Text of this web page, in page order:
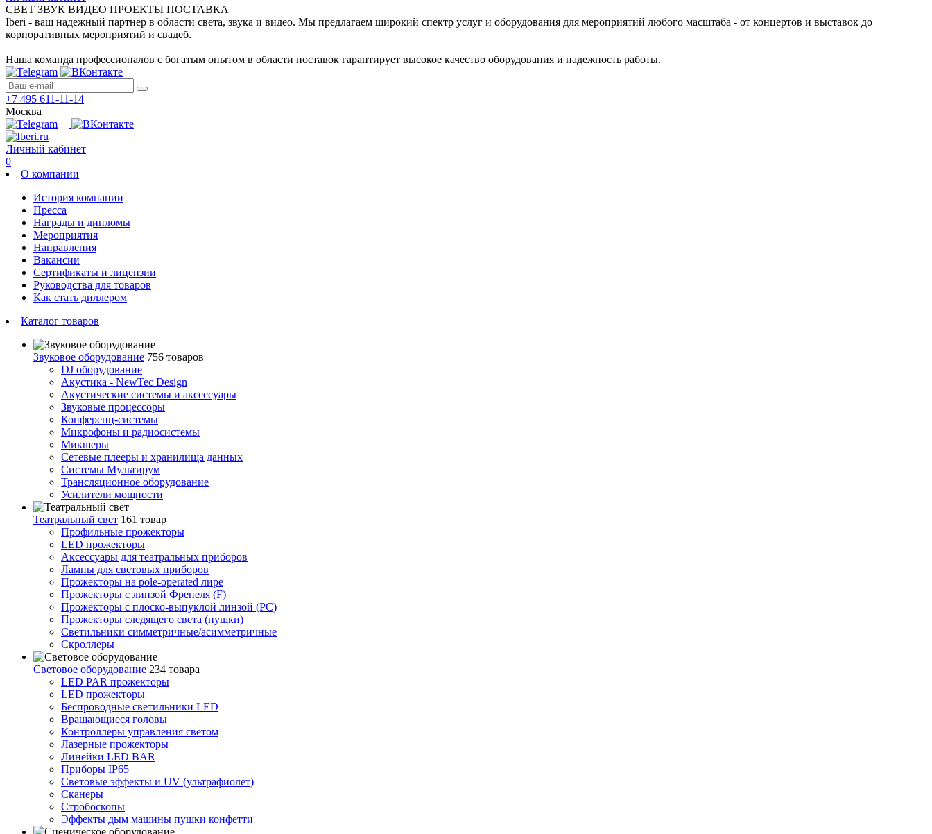
СВЕТ ЗВУК ВИДЕО ПРОЕКТЫ ПОСТАВКА
Iberi - ваш надежный партнер в области света, звука и видео. Мы предлагаем широкий спектр услуг и оборудования для мероприятий любого масштаба - от концертов и выставок до
корпоративных мероприятий и свадеб.
Наша команда профессионалов с богатым опытом в области поставок гарантирует высокое качество оборудования и надежность работы.
+7 495 611-11-14
Москва
Личный кабинет
0
О компании
История компании
Пресса
Награды и дипломы
Мероприятия
Направления
Вакансии
Сертификаты и лицензии
Руководства для товаров
Как стать диллером
Каталог товаров
Звуковое оборудование 756 товаров
DJ оборудование
Акустика - NewTec Design
Акустические системы и аксессуары
Звуковые процессоры
Конференц-системы
Микрофоны и радиосистемы
Микшеры
Сетевые плееры и хранилища данных
Системы Мультирум
Трансляционное оборудование
Усилители мощности
Театральный свет 161 товар
Профильные прожекторы
LED прожекторы
Аксессуары для театральных приборов
Лампы для световых приборов
Прожекторы на pole-operated лире
Прожекторы с линзой Френеля (F)
Прожекторы с плоско-выпуклой линзой (PC)
Прожекторы следящего света (пушки)
Светильники симметричные/асимметричные
Скроллеры
Световое оборудование 234 товара
LED PAR прожекторы
LED прожекторы
Беспроводные светильники LED
Вращающиеся головы
Контроллеры управления светом
Лазерные прожекторы
Линейки LED BAR
Приборы IP65
Световые эффекты и UV (ультрафиолет)
Сканеры
Стробоскопы
Эффекты дым машины пушки конфетти